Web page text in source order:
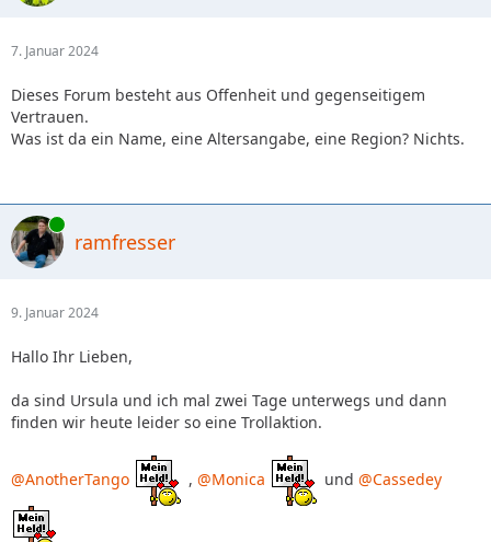
7. Januar 2024
Dieses Forum besteht aus Offenheit und gegenseitigem
Vertrauen.
Was ist da ein Name, eine Altersangabe, eine Region? Nichts.
Online
ramfresser
9. Januar 2024
Hallo Ihr Lieben,
da sind Ursula und ich mal zwei Tage unterwegs und dann
finden wir heute leider so eine Trollaktion.
@AnotherTango , @Monica und @Cassedey